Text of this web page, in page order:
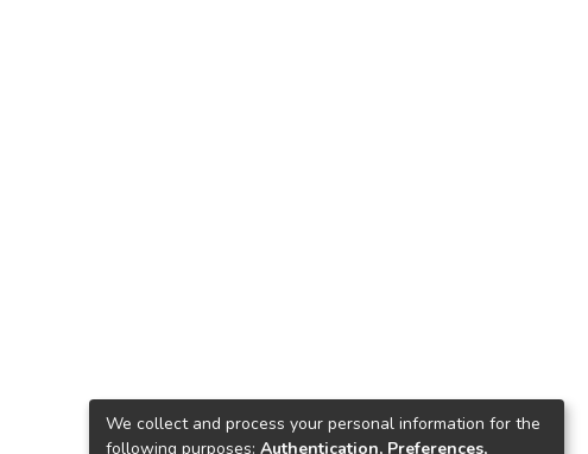
We collect and process your personal information for the
following purposes: Authentication, Preferences,